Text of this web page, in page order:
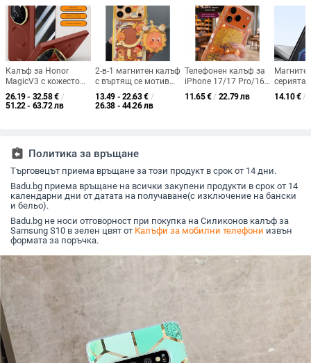
Калъф за Honor
MagicV3 с кожесто
усещане и магнитен
шарнир за защита
26.19 - 32.58€ /
51.22 - 63.72 лв
2-в-1 магнитен калъф
с въртящ се мотив
„слънчева звезда“ за
iPhone 16 Pro Max
13.49 - 22.63€ /
26.38 - 44.26 лв
Телефонен калъф за
iPhone 17/17 Pro/16
Pro Max — релефен
мотив дърво на
11.65€ / 22.79 лв
серията
Magic7 с
14.10€ /
assignment_return Политика за връщане
Търговецът приема връщане за този продукт в срок от 14 дни.
Badu.bg приема връщане на всички закупени продукти в срок от 14
календарни дни от датата на получаване(с изключение на бански
и бельо).
Badu.bg не носи отговорност при покупка на Силиконов калъф за
Samsung S10 в зелен цвят от Калъфи за мобилни телефони извън
формата за поръчка.